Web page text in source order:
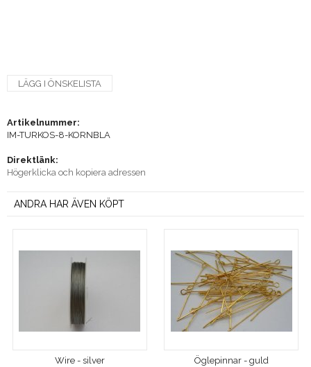
LÄGG I ÖNSKELISTA
Artikelnummer:
IM-TURKOS-8-KORNBLA
Direktlänk:
Högerklicka och kopiera adressen
ANDRA HAR ÄVEN KÖPT
Wire - silver Öglepinnar - guld